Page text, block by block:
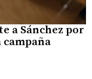
a Sánchez por
campaña